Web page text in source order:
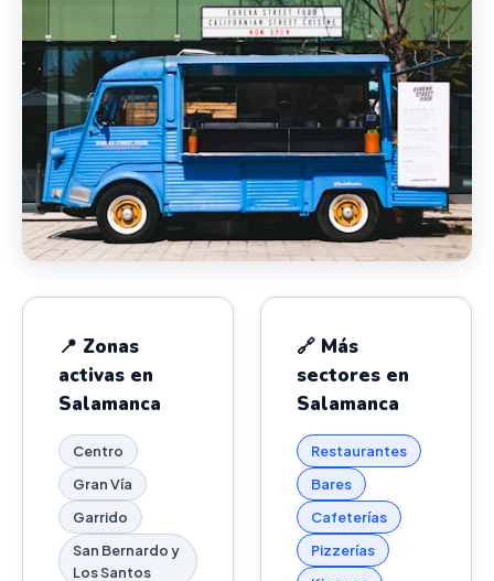
📍 Zonas
activas en
Salamanca
Centro
Gran Vía
Garrido
San Bernardo y
Los Santos
🔗 Más
sectores en
Salamanca
Restaurantes
Bares
Cafeterías
Pizzerías